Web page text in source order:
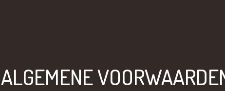
ALGEMENE